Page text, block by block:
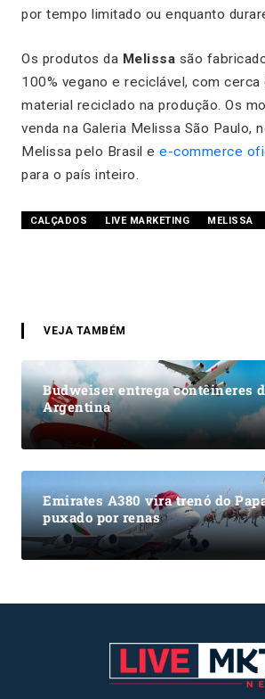
por tempo limitado ou enquanto
Os produtos da Melissa são
100% vegano e reciclável, com cerca
material reciclado na produção. Os
venda na Galeria Melissa São Paulo,
Melissa pelo Brasil e e-commerce
para o país inteiro.
CALÇADOS LIVE MARKETING MELISSA
VEJA TAMBÉM
Budweiser entrega contêineres
Argentina
Emirates A380 vira trenó do
puxado por renas